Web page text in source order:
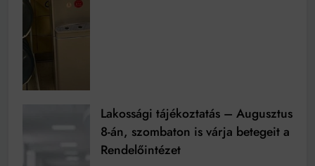
Lakossági tájékoztatás – Augusztus
8-án, szombaton is várja betegeit a
Rendelőintézet